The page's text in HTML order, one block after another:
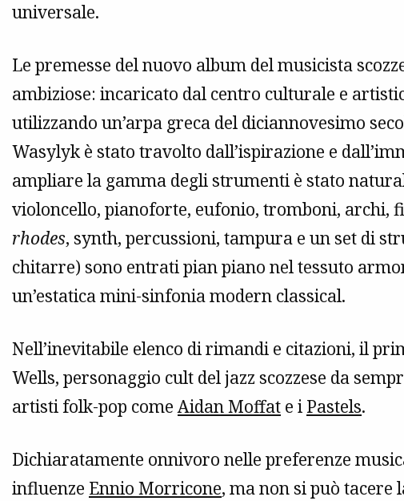
universale.
Le premesse del nuovo album del musicista
ambiziose: incaricato dal centro culturale e
utilizzando un’arpa greca del diciannovesimo
Wasylyk è stato travolto dall’ispirazione e
ampliare la gamma degli strumenti è stato
violoncello, pianoforte, eufonio, tromboni, archi,
rhodes, synth, percussioni, tampura e un set di
chitarre) sono entrati pian piano nel tessuto
un’estatica mini-sinfonia modern classical.
Nell’inevitabile elenco di rimandi e citazioni, il
Wells, personaggio cult del jazz scozzese da
artisti folk-pop comeAidan Moffat e i Pastels.
Dichiaratamente onnivoro nelle preferenze
influenze Ennio Morricone, ma non si può tacere